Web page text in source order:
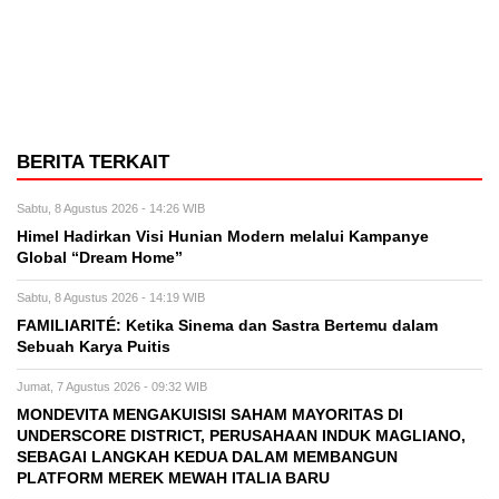
BERITA TERKAIT
Sabtu, 8 Agustus 2026 - 14:26 WIB
Himel Hadirkan Visi Hunian Modern melalui Kampanye
Global “Dream Home”
Sabtu, 8 Agustus 2026 - 14:19 WIB
FAMILIARITÉ: Ketika Sinema dan Sastra Bertemu dalam
Sebuah Karya Puitis
Jumat, 7 Agustus 2026 - 09:32 WIB
MONDEVITA MENGAKUISISI SAHAM MAYORITAS DI
UNDERSCORE DISTRICT, PERUSAHAAN INDUK MAGLIANO,
SEBAGAI LANGKAH KEDUA DALAM MEMBANGUN
PLATFORM MEREK MEWAH ITALIA BARU